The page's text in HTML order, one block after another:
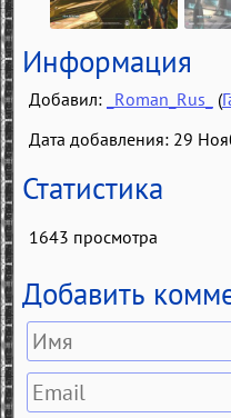
Информация
Добавил: _Roman_Rus_ (
Дата добавления: 29
Статистика
1643 просмотра
Добавить